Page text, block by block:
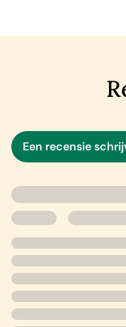
Xander op tijd wil
****VN Detective &
'Bloedstollende
‘‘Nederlandse’
vingertoppen doet
AmericA Magazine
‘Een mix van thriller,
plot is een
‘Crum toont metDit
vermogen te hebben
Een recensie